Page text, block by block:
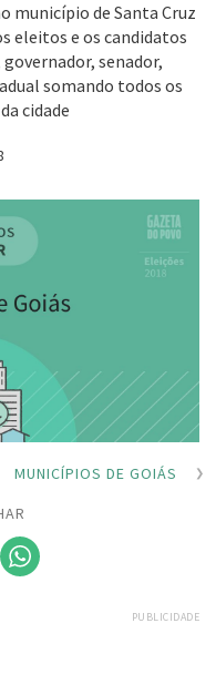
município de Santa Cruz
eleitos e os candidatos
senador,
somando todos os
cidade
MUNICÍPIOS DE GOIÁS
PUBLICIDADE